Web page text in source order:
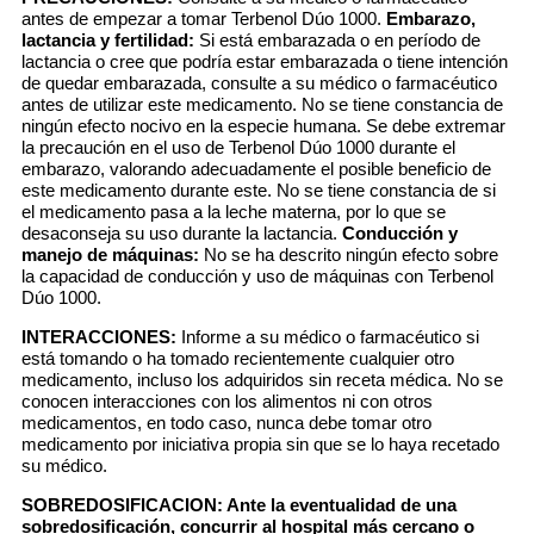
antes de empezar a tomar Terbenol Dúo 1000. Embarazo,
lactancia y fertilidad: Si está embarazada o en período de
lactancia o cree que podría estar embarazada o tiene intención
de quedar embarazada, consulte a su médico o farmacéutico
antes de utilizar este medicamento. No se tiene constancia de
ningún efecto nocivo en la especie humana. Se debe extremar
la precaución en el uso de Terbenol Dúo 1000 durante el
embarazo, valorando adecuadamente el posible beneficio de
este medicamento durante este. No se tiene constancia de si
el medicamento pasa a la leche materna, por lo que se
desaconseja su uso durante la lactancia. Conducción y
manejo de máquinas: No se ha descrito ningún efecto sobre
la capacidad de conducción y uso de máquinas con Terbenol
Dúo 1000.
INTERACCIONES: Informe a su médico o farmacéutico si
está tomando o ha tomado recientemente cualquier otro
medicamento, incluso los adquiridos sin receta médica. No se
conocen interacciones con los alimentos ni con otros
medicamentos, en todo caso, nunca debe tomar otro
medicamento por iniciativa propia sin que se lo haya recetado
su médico.
SOBREDOSIFICACION: Ante la eventualidad de una
sobredosificación, concurrir al hospital más cercano o